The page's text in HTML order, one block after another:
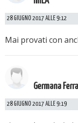
28 GIUGNO 2017 ALLE 9:12
Mai provati con
Germana
28 GIUGNO 2017 ALLE 9:19